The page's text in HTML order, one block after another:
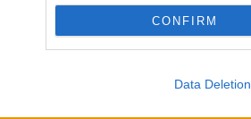
CONFIRM
Data Deletion